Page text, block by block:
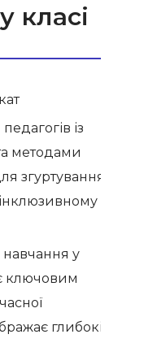
класі
із
методами
згуртування
у
ключовим
глибокі